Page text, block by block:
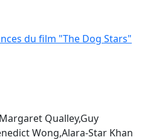
du film "The Dog Stars"
Qualley,Guy
Wong,Alara-Star Khan